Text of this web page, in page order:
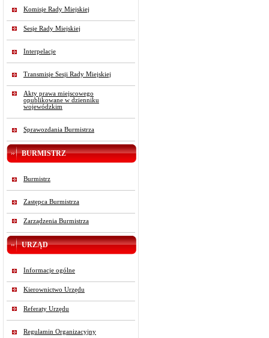
Komisje Rady Miejskiej
Sesje Rady Miejskiej
Interpelacje
Transmisje Sesji Rady Miejskiej
Akty prawa miejscowego
opublikowane w dzienniku
wojewódzkim
Sprawozdania Burmistrza
BURMISTRZ
Burmistrz
Zastępca Burmistrza
Zarządzenia Burmistrza
URZĄD
Informacje ogólne
Kierownictwo Urzędu
Referaty Urzędu
Regulamin Organizacyjny